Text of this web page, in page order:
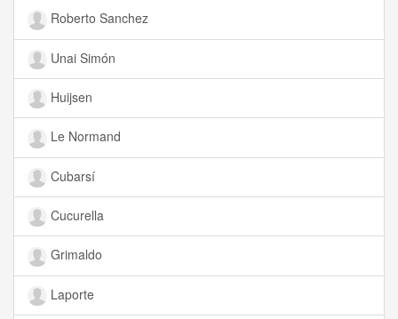
Roberto Sanchez
Unai Simón
Huijsen
Le Normand
Cubarsí
Cucurella
Grimaldo
Laporte